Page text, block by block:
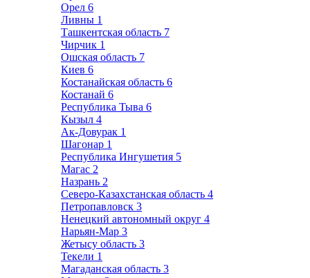
Орел 6
Ливны 1
Ташкентская область 7
Чирчик 1
Ошская область 7
Киев 6
Костанайская область 6
Костанай 6
Республика Тыва 6
Кызыл 4
Ак-Довурак 1
Шагонар 1
Республика Ингушетия 5
Магас 2
Назрань 2
Северо-Казахстанская область 4
Петропавловск 3
Ненецкий автономный округ 4
Нарьян-Мар 3
Жетысу область 3
Текели 1
Магаданская область 3